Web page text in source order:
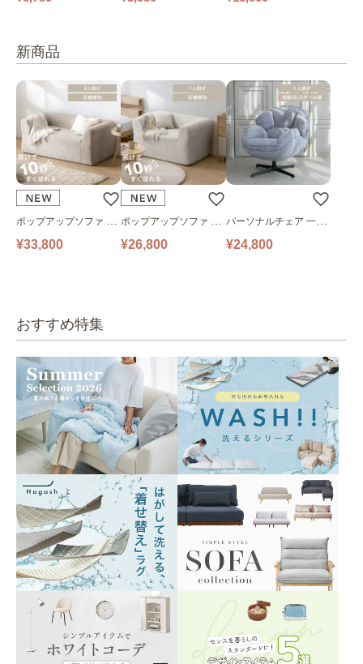
新商品
ポップアップソファ ソ
ファ フロアソファ 幅14
¥33,800
ポップアップソファ ソ
ファ フロアソファ 幅10
¥26,800
パーソナルチェア 一人
掛けソファ O’HANA ソ
¥24,800
おすすめ特集